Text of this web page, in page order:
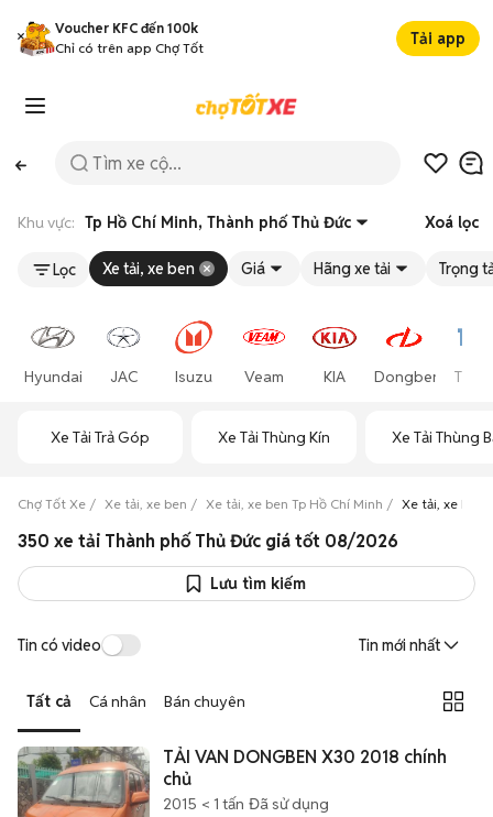
Voucher KFC đến 100k
Chỉ có trên app Chợ Tốt
Tải app
Khu vực: Tp Hồ Chí Minh, Thành phố Thủ Đức Xoá lọc
Lọc Xe tải, xe ben Giá Hãng xe tải Trọng
Hyundai JAC Isuzu Veam KIA Dongben
Xe Tải Trả Góp Xe Tải Thùng Kín Xe Tải Thùng
Chợ Tốt Xe Xe tải, xe ben Xe tải, xe ben Tp Hồ Chí Minh Xe tải, xe ben
350 xe tải Thành phố Thủ Đức giá tốt 08/2026
Lưu tìm kiếm
Tin có video Tin mới nhất
Tất cả Cá nhân Bán chuyên
TẢI VAN DONGBEN X30 2018 chính
chủ
2015 < 1 tấn Đã sử dụng